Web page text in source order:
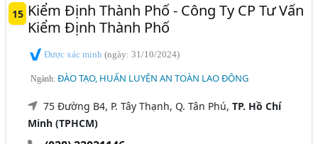
15 Kiểm Định Thành Phố - Công Ty CP Tư Vấn
Kiểm Định Thành Phố
Được xác minh(ngày: 31/10/2024)
Ngành:ĐÀO TẠO, HUẤN LUYỆN AN TOÀN LAO ĐỘNG
75 Đường B4, P. Tây Thạnh, Q. Tân Phú,TP. Hồ Chí
Minh (TPHCM)